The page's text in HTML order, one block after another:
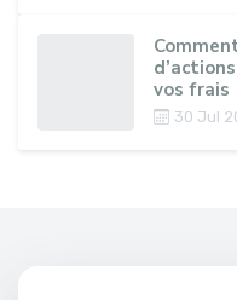
vos frais
30 Jul